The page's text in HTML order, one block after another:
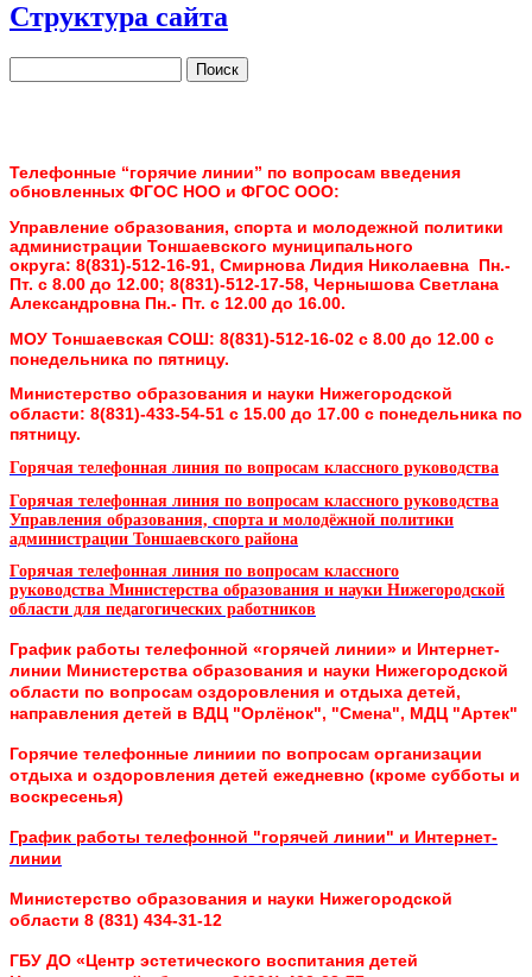
Структура сайта
Телефонные “горячие линии” по вопросам введения
обновленных ФГОС НОО и ФГОС ООО:
Управление образования, спорта и молодежной политики
администрации Тоншаевского муниципального
округа: 8(831)-512-16-91, Смирнова Лидия Николаевна Пн.-
Пт. с 8.00 до 12.00; 8(831)-512-17-58, Чернышова Светлана
Александровна Пн.- Пт. с 12.00 до 16.00.
МОУ Тоншаевская СОШ: 8(831)-512-16-02 с 8.00 до 12.00 с
понедельника по пятницу.
Министерство образования и науки Нижегородской
области: 8(831)-433-54-51 с 15.00 до 17.00 с понедельника по
пятницу.
Горячая телефонная линия по вопросам классного руководства
Горячая телефонная линия по вопросам классного руководства
Управления образования, спорта и молодёжной политики
администрации Тоншаевского района
Горячая телефонная линия по вопросам классного
руководства Министерства образования и науки Нижегородской
области для педагогических работников
График работы телефонной «горячей линии» и Интернет-
линии Министерства образования и науки Нижегородской
области по вопросам оздоровления и отдыха детей,
направления детей в ВДЦ "Орлёнок", "Смена", МДЦ "Артек"
Горячие телефонные линиии по вопросам организации
отдыха и оздоровления детей ежедневно (кроме субботы и
воскресенья)
График работы телефонной "горячей линии" и Интернет-
линии
Министерство образования и науки Нижегородской
области 8 (831) 434-31-12
ГБУ ДО «Центр эстетического воспитания детей